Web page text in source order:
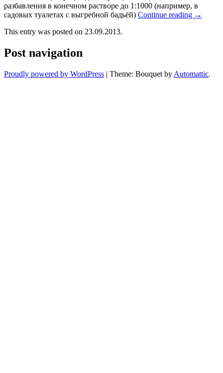
разбавления в конечном растворе до 1:1000 (например, в
садовых туалетах с выгребной бадьёй) Continue reading →
This entry was posted on 23.09.2013.
Post navigation
Proudly powered by WordPress | Theme: Bouquet by Automattic.